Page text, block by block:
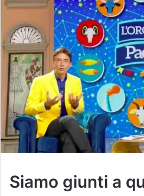
Siamo giunti a